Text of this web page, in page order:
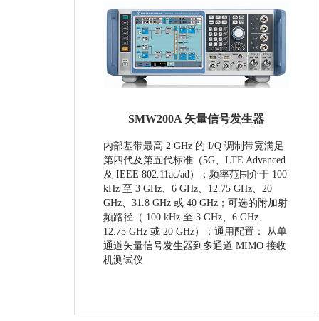
SMW200A 矢量信号发生器
内部基带最高 2 GHz 的 I/Q 调制带宽满足
第四代及第五代标准（5G、LTE Advanced
及 IEEE 802.11ac/ad）；频率范围介于 100
kHz 至 3 GHz、6 GHz、12.75 GHz、20
GHz、31.8 GHz 或 40 GHz；可选的附加射
频路径（ 100 kHz 至 3 GHz、6 GHz、
12.75 GHz 或 20 GHz）；通用配置： 从单
通道矢量信号发生器到多通道 MIMO 接收
机测试仪